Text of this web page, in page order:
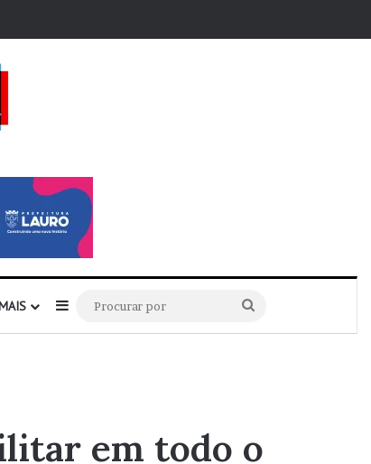
Barra Lateral
por
em todo o